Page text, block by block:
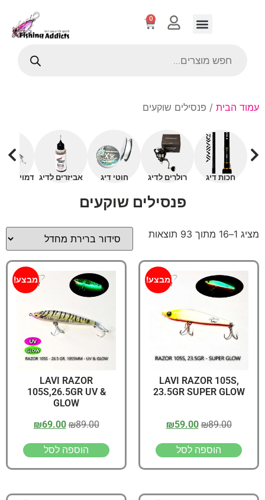
0
עמוד הבית / פנסילים שוקעים
חכות דיג רולרים לדיג חוטי דיג אביזרים לדיג דמויים
פנסילים שוקעים
מציג 1–16 מתוך 93 תוצאות
מבצע!
LAVI RAZOR 105S,
23.5GR SUPER GLOW
₪89.00
₪59.00
הוספה לסל
מבצע!
LAVI RAZOR
105S,26.5GR UV &
GLOW
₪89.00
₪69.00
הוספה לסל